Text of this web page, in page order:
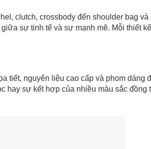
clutch, crossbody đến shoulder bag và
sự tinh tế và sự mạnh mẽ. Mỗi thiết
tiết, nguyên liệu cao cấp và phom dáng
hay sự kết hợp của nhiều màu sắc đồng